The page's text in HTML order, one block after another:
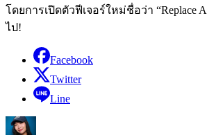
โดยการเปิดตัวฟีเจอร์ใหม่ชื่อว่า
ไป!
Facebook
Twitter
Line